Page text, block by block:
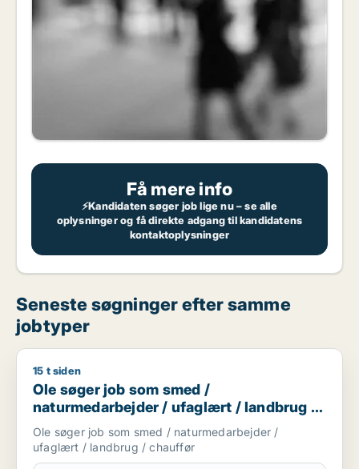
Få mere info
⚡Kandidaten søger job lige nu – se alle
oplysninger og få direkte adgang til kandidatens
kontaktoplysninger
Seneste søgninger efter samme
jobtyper
Ole søger job som smed / naturmedarbejder / ufaglært /
15 t siden
Ole søger job som smed /
naturmedarbejder / ufaglært / landbrug /
chauffør
Ole søger job som smed / naturmedarbejder /
ufaglært / landbrug / chauffør